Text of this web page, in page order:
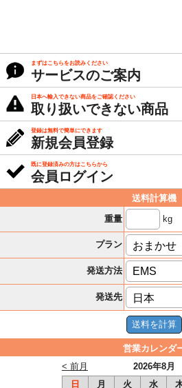
まずはこちらをお読みください
サービスのご案内
日本へ輸入できない商品をご確認ください
取り扱いできない商品
登録は無料で簡単にできます
新規会員登録
既に登録済みの方はこちらから
会員ログイン
送料計算機
重量
kg
プラン
発送方法
発送先
営業カレンダ
2026年8月
< 前月
日
月 火 水